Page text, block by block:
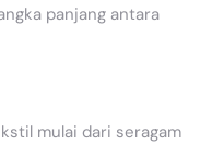
panjang antara
mulai dari seragam